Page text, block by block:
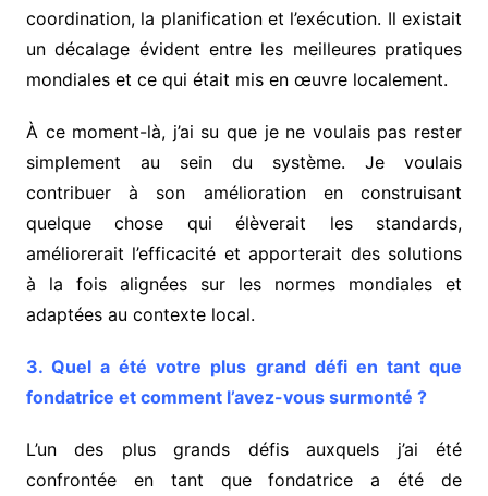
coordination, la planification et l’exécution. Il existait
un décalage évident entre les meilleures pratiques
mondiales et ce qui était mis en œuvre localement.
À ce moment-là, j’ai su que je ne voulais pas rester
simplement au sein du système. Je voulais
contribuer à son amélioration en construisant
quelque chose qui élèverait les standards,
améliorerait l’efficacité et apporterait des solutions
à la fois alignées sur les normes mondiales et
adaptées au contexte local.
3. Quel a été votre plus grand défi en tant que
fondatrice et comment l’avez-vous surmonté ?
L’un des plus grands défis auxquels j’ai été
confrontée en tant que fondatrice a été de